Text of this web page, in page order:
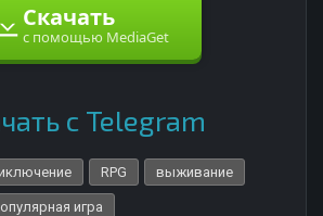
Скачать
с помощью MediaGet
с Telegram
RPG выживание
игра